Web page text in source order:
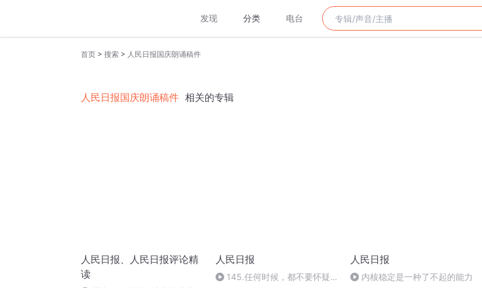
发现 分类 电台
首页 > 搜索 > 人民日报国庆朗诵稿件
人民日报国庆朗诵稿件 相关的专辑
人民日报、人民日报评论精
读
人民日报
145.任何时候，都不要怀疑
人民日报
内核稳定是一种了不起的能力